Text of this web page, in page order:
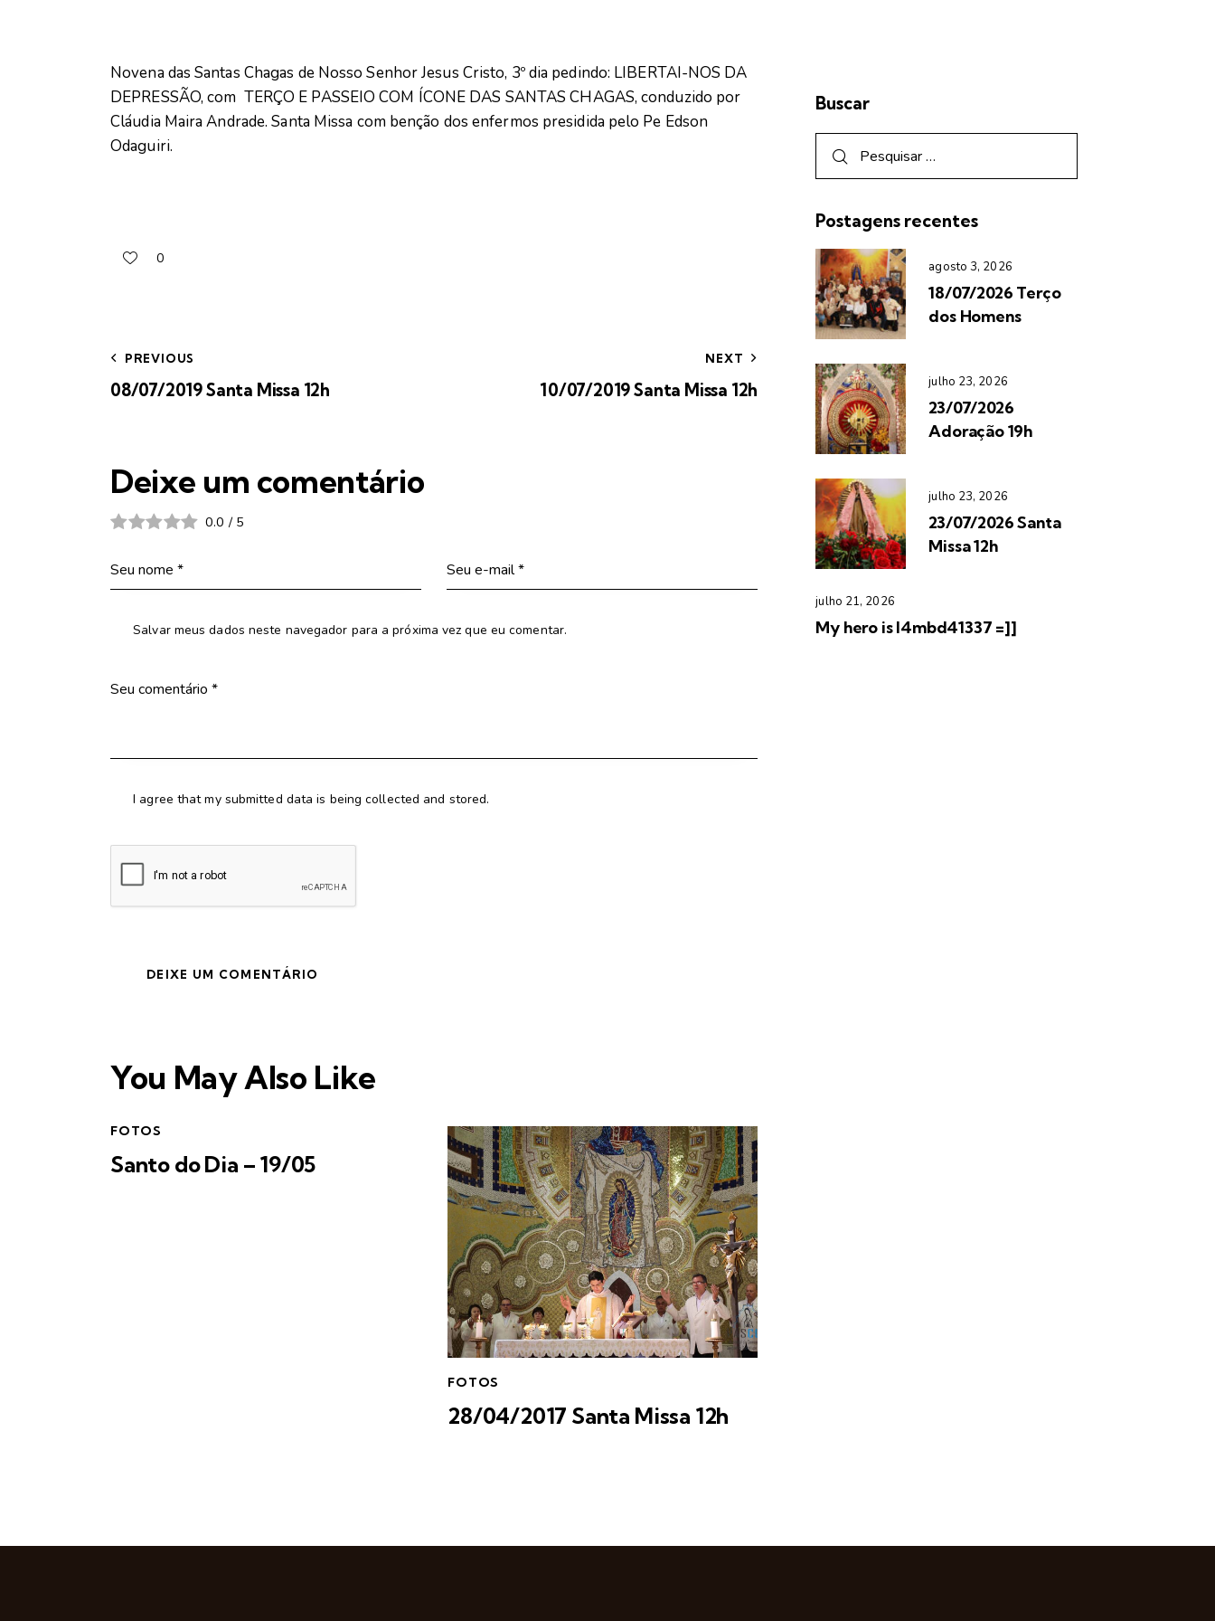
Novena das Santas Chagas de Nosso Senhor Jesus Cristo, 3º dia pedindo: LIBERTAI-NOS DA
DEPRESSÃO, com TERÇO E PASSEIO COM ÍCONE DAS SANTAS CHAGAS, conduzido por
Cláudia Maira Andrade. Santa Missa com benção dos enfermos presidida pelo Pe Edson
Odaguiri.
0
PREVIOUS
08/07/2019 Santa Missa 12h
NEXT
10/07/2019 Santa Missa 12h
Deixe um comentário
0.0 / 5
Salvar meus dados neste navegador para a próxima vez que eu comentar.
I agree that my submitted data is being collected and stored.
You May Also Like
FOTOS
Santo do Dia – 19/05
FOTOS
28/04/2017 Santa Missa 12h
Buscar
Postagens recentes
agosto 3, 2026
18/07/2026 Terço
dos Homens
julho 23, 2026
23/07/2026
Adoração 19h
julho 23, 2026
23/07/2026 Santa
Missa 12h
julho 21, 2026
My hero is l4mbd41337 =]]